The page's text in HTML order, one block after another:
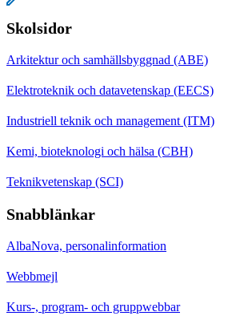
Skolsidor
Arkitektur och samhällsbyggnad (ABE)
Elektroteknik och datavetenskap (EECS)
Industriell teknik och management (ITM)
Kemi, bioteknologi och hälsa (CBH)
Teknikvetenskap (SCI)
Snabblänkar
AlbaNova, personalinformation
Webbmejl
Kurs-, program- och gruppwebbar